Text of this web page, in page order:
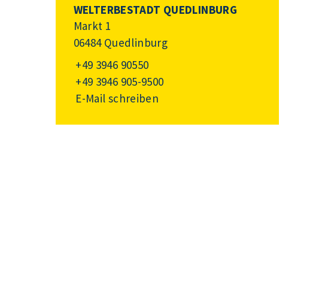
WELTERBESTADT QUEDLINBURG
Markt 1
06484 Quedlinburg
+49 3946 90550
+49 3946 905-9500
E-Mail schreiben